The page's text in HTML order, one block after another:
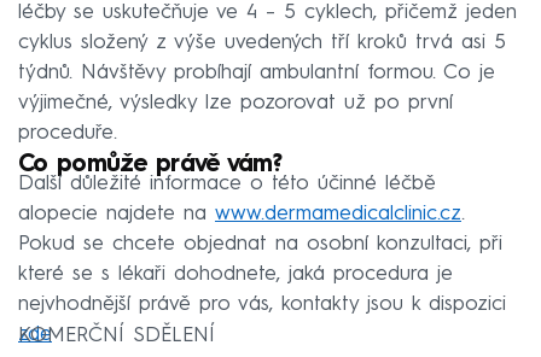
léčby se uskutečňuje ve 4 – 5 cyklech, přičemž jeden
cyklus složený z výše uvedených tří kroků trvá asi 5
týdnů. Návštěvy probíhají ambulantní formou. Co je
výjimečné, výsledky lze pozorovat už po první
proceduře.
Co pomůže právě vám?
Další důležité informace o této účinné léčbě
alopecie najdete na www.dermamedicalclinic.cz.
Pokud se chcete objednat na osobní konzultaci, při
které se s lékaři dohodnete, jaká procedura je
nejvhodnější právě pro vás, kontakty jsou k dispozici
zde
KOMERČNÍ SDĚLENÍ